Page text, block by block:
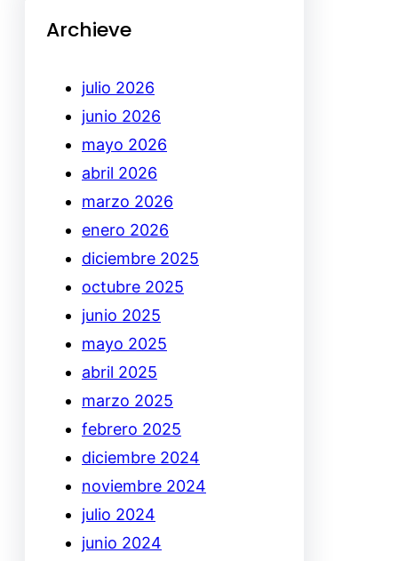
Archieve
julio 2026
junio 2026
mayo 2026
abril 2026
marzo 2026
enero 2026
diciembre 2025
octubre 2025
junio 2025
mayo 2025
abril 2025
marzo 2025
febrero 2025
diciembre 2024
noviembre 2024
julio 2024
junio 2024